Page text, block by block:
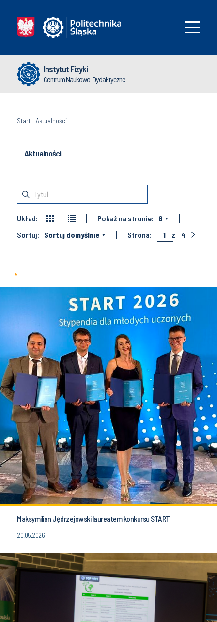
Instytut Fizyki
Centrum Naukowo-Dydaktyczne
Start-Aktualności
Aktualności
Układ: Pokaż na stronie:
8
Sortuj:
Sortuj domyślnie Strona: 1 z 4
Maksymilian Jędrzejowski laureatem konkursu START
20.05.2026